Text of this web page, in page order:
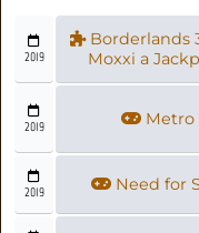
2019
Borderlands
Moxxi a
2019 Metro
2019 Need for